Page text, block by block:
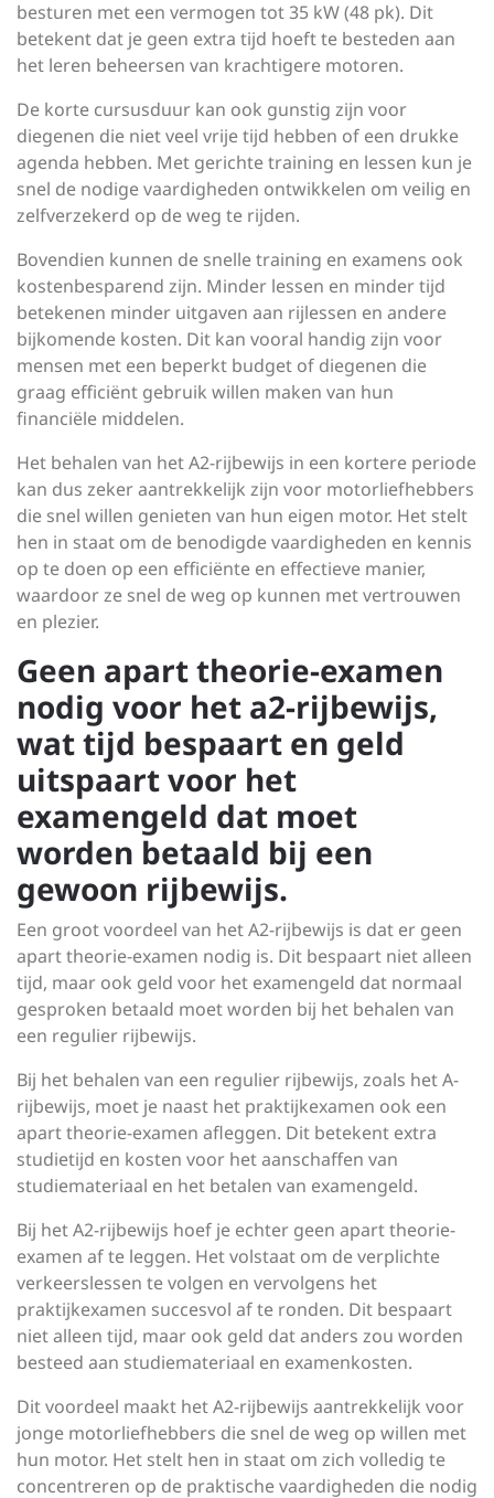
besturen met een vermogen tot 35 kW (48 pk). Dit
betekent dat je geen extra tijd hoeft te besteden aan
het leren beheersen van krachtigere motoren.
De korte cursusduur kan ook gunstig zijn voor
diegenen die niet veel vrije tijd hebben of een drukke
agenda hebben. Met gerichte training en lessen kun je
snel de nodige vaardigheden ontwikkelen om veilig en
zelfverzekerd op de weg te rijden.
Bovendien kunnen de snelle training en examens ook
kostenbesparend zijn. Minder lessen en minder tijd
betekenen minder uitgaven aan rijlessen en andere
bijkomende kosten. Dit kan vooral handig zijn voor
mensen met een beperkt budget of diegenen die
graag efficiënt gebruik willen maken van hun
financiële middelen.
Het behalen van het A2-rijbewijs in een kortere periode
kan dus zeker aantrekkelijk zijn voor motorliefhebbers
die snel willen genieten van hun eigen motor. Het stelt
hen in staat om de benodigde vaardigheden en kennis
op te doen op een efficiënte en effectieve manier,
waardoor ze snel de weg op kunnen met vertrouwen
en plezier.
Geen apart theorie-examen
nodig voor het a2-rijbewijs,
wat tijd bespaart en geld
uitspaart voor het
examengeld dat moet
worden betaald bij een
gewoon rijbewijs.
Een groot voordeel van het A2-rijbewijs is dat er geen
apart theorie-examen nodig is. Dit bespaart niet alleen
tijd, maar ook geld voor het examengeld dat normaal
gesproken betaald moet worden bij het behalen van
een regulier rijbewijs.
Bij het behalen van een regulier rijbewijs, zoals het A-
rijbewijs, moet je naast het praktijkexamen ook een
apart theorie-examen afleggen. Dit betekent extra
studietijd en kosten voor het aanschaffen van
studiemateriaal en het betalen van examengeld.
Bij het A2-rijbewijs hoef je echter geen apart theorie-
examen af te leggen. Het volstaat om de verplichte
verkeerslessen te volgen en vervolgens het
praktijkexamen succesvol af te ronden. Dit bespaart
niet alleen tijd, maar ook geld dat anders zou worden
besteed aan studiemateriaal en examenkosten.
Dit voordeel maakt het A2-rijbewijs aantrekkelijk voor
jonge motorliefhebbers die snel de weg op willen met
hun motor. Het stelt hen in staat om zich volledig te
concentreren op de praktische vaardigheden die nodig